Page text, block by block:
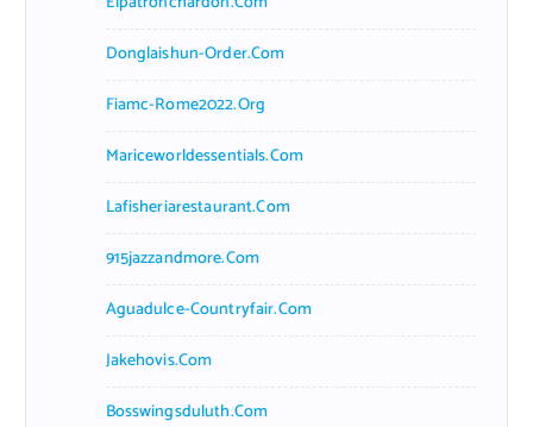
Donglaishun-Order.com
Fiamc-Rome2022.org
Mariceworldessentials.com
Lafisheriarestaurant.com
915jazzandmore.com
Aguadulce-Countryfair.com
Jakehovis.com
Bosswingsduluth.com